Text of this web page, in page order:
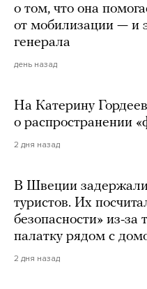
о том, что она
от мобилизации — и
генерала
день назад
На Катерину
о распространении
2 дня назад
В Швеции задержали
туристов. Их
безопасности» из-за
палатку рядом с
2 дня назад